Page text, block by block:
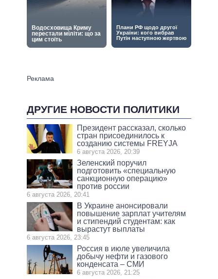
ДРУГИЕ НОВОСТИ ПОЛИТИКИ
Президент рассказал, сколько
стран присоединилось к
созданию системы FREYJA
6 августа 2026, 20:39
Зеленский поручил
подготовить «специальную
санкционную операцию»
против россии
6 августа 2026, 20:41
В Украине анонсировали
повышение зарплат учителям
и стипендий студентам: как
вырастут выплаты
6 августа 2026, 23:45
Россия в июле увеличила
добычу нефти и газового
конденсата – СМИ
6 августа 2026, 21:25